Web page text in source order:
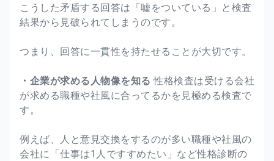
こうした矛盾する回答は「嘘をついている」と検査
結果から見破られてしまうのです。
つまり、回答に一貫性を持たせることが大切です。
・企業が求める人物像を知る 性格検査は受ける会社
が求める職種や社風に合ってるかを見極める検査で
す。
例えば、人と意見交換をするのが多い職種や社風の
会社に「仕事は1人ですすめたい」など性格診断の